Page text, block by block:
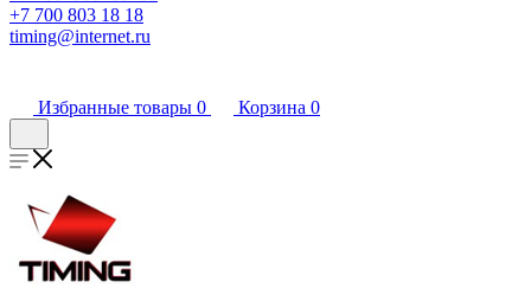
+7 700 803 18 18
timing@internet.ru
Избранные товары 0 Корзина 0